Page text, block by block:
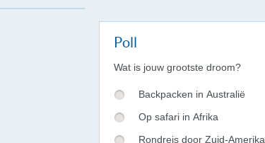
Poll
Wat is jouw grootste droom?
Backpacken in Australië
Op safari in Afrika
Rondreis door Zuid-Amerika